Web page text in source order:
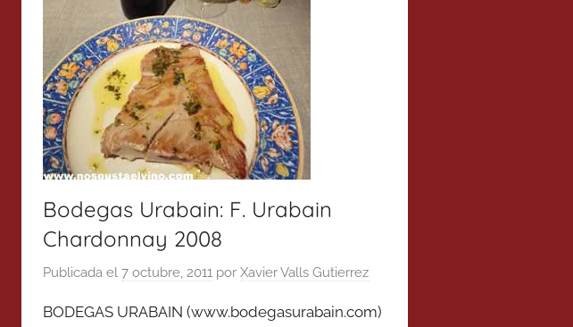
Bodegas Urabain: F. Urabain
Chardonnay 2008
Publicada el 7 octubre, 2011 por Xavier Valls Gutierrez
BODEGAS URABAIN (www.bodegasurabain.com)